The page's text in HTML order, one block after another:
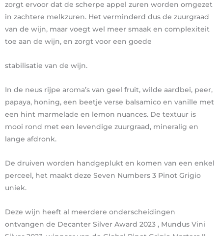
zorgt ervoor dat de scherpe appel zuren worden omgezet
in zachtere melkzuren. Het verminderd dus de zuurgraad
van de wijn, maar voegt wel meer smaak en complexiteit
toe aan de wijn, en zorgt voor een goede
stabilisatie van de wijn.
In de neus rijpe aroma’s van geel fruit, wilde aardbei, peer,
papaya, honing, een beetje verse balsamico en vanille met
een hint marmelade en lemon nuances. De textuur is
mooi rond met een levendige zuurgraad, mineralig en
lange afdronk.
De druiven worden handgeplukt en komen van een enkel
perceel, het maakt deze Seven Numbers 3 Pinot Grigio
uniek.
Deze wijn heeft al meerdere onderscheidingen
ontvangen de Decanter Silver Award 2023 , Mundus Vini